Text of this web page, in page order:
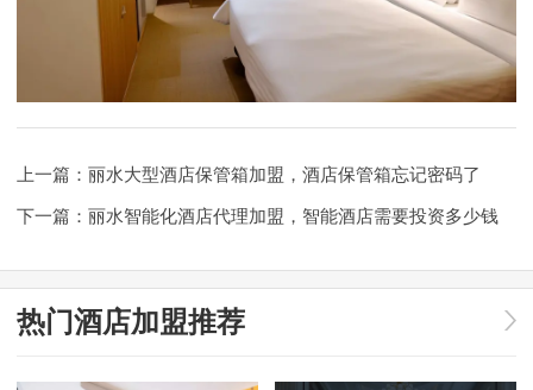
上一篇： 丽水大型酒店保管箱加盟，酒店保管箱忘记密码了
下一篇： 丽水智能化酒店代理加盟，智能酒店需要投资多少钱
热门酒店加盟推荐